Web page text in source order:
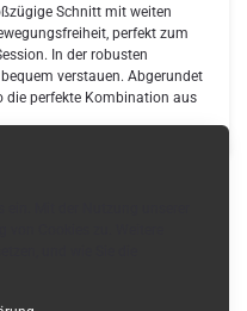
Schnitt mit weiten
perfekt zum
In der robusten
verstauen. Abgerundet
die perfekte Kombination aus